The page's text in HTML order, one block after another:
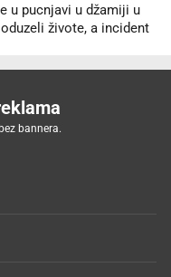
u pucnjavi u džamiji u
živote, a incident
bannera.